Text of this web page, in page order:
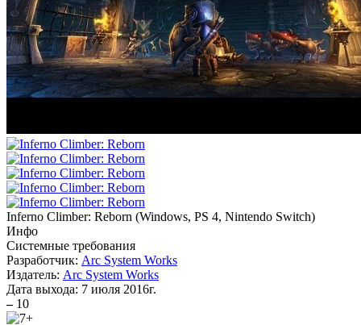
Inferno Climber: Reborn (Windows, PS 4, Nintendo Switch)
Инфо
Системные требования
Разработчик: Arc System Works
Издатель: Arc System Works
Дата выхода: 7 июля 2016г.
– 10